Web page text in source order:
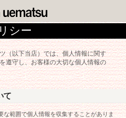
シー
（以下当店）では、個人情報に関す
遵守し、お客様の大切な個人情報の
て
な範囲で個人情報を収集することがありま